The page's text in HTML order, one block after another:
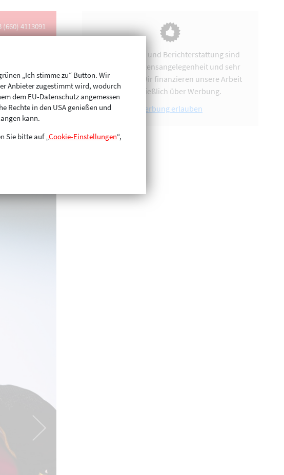
(660) 4113091
Vereinsarbeit und Berichterstattung sind
uns eine Herzensangelegenheit und sehr
zeitintensiv. Wir finanzieren unsere Arbeit
ausschließlich über Werbung.
Werbung erlauben
„Ich stimme zu“ Button. Wir
Anbieter zugestimmt wird, wodurch
dem EU-Datenschutz angemessen
Rechte in den USA genießen und
kann.
Sie bitte auf „Cookie-Einstellungen“,